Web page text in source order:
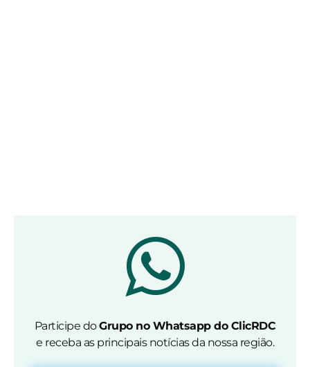
Participe doGrupo no Whatsapp do ClicRDC
e receba as principais notícias da nossa região.